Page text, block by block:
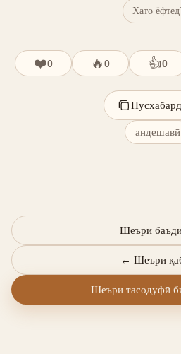
Хато
❤️0 🔥0 👍0
андешавӣ
← Шеъри
Шеъри
Шеъри тасодуфӣ